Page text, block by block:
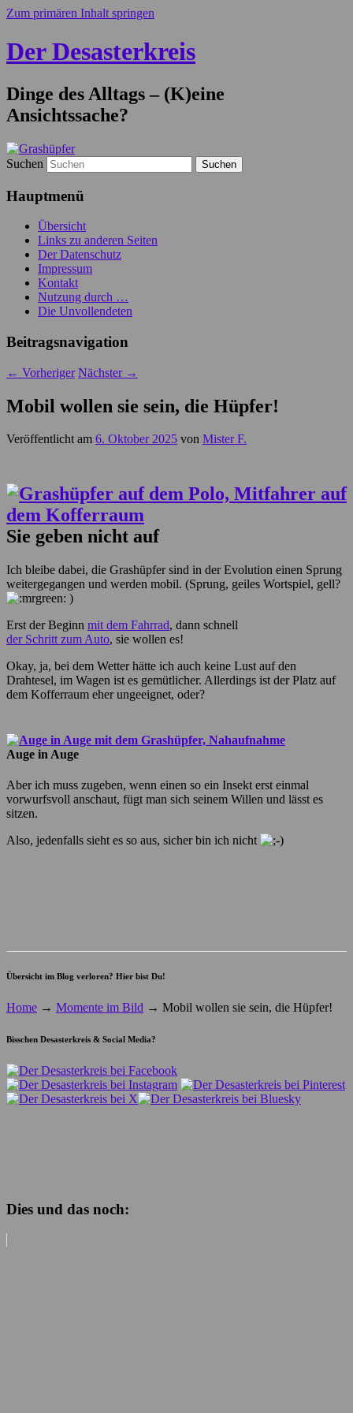
Zum primären Inhalt springen
Der Desasterkreis
Dinge des Alltags – (K)eine
Ansichtssache?
Suchen
Hauptmenü
Übersicht
Links zu anderen Seiten
Der Datenschutz
Impressum
Kontakt
Nutzung durch …
Die Unvollendeten
Beitragsnavigation
← Vorheriger Nächster →
Mobil wollen sie sein, die Hüpfer!
Veröffentlicht am 6. Oktober 2025 von Mister F.
Sie geben nicht auf
Ich bleibe dabei, die Grashüpfer sind in der Evolution einen Sprung
weitergegangen und werden mobil. (Sprung, geiles Wortspiel, gell?
)
Erst der Beginn mit dem Fahrrad, dann schnell
der Schritt zum Auto, sie wollen es!
Okay, ja, bei dem Wetter hätte ich auch keine Lust auf den
Drahtesel, im Wagen ist es gemütlicher. Allerdings ist der Platz auf
dem Kofferraum eher ungeeignet, oder?
Auge in Auge
Aber ich muss zugeben, wenn einen so ein Insekt erst einmal
vorwurfsvoll anschaut, fügt man sich seinem Willen und lässt es
sitzen.
Also, jedenfalls sieht es so aus, sicher bin ich nicht
Übersicht im Blog verloren? Hier bist Du!
Home → Momente im Bild → Mobil wollen sie sein, die Hüpfer!
Bisschen Desasterkreis & Social Media?
Dies und das noch: